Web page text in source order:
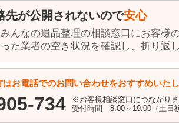
先が公開されないので安心
んなの遺品整理の相談窓口にお客様
た業者の空き状況を確認し、折り返
お電話でのお問い合わせをおすすめいたし
734
※お客様相談窓口につながりま
受付時間 8:00～19:00（土日